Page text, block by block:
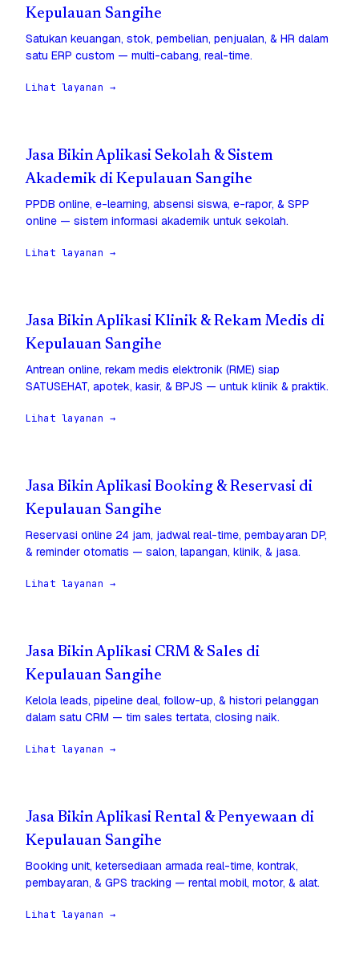
Kepulauan Sangihe
Satukan keuangan, stok, pembelian, penjualan, & HR dalam
satu ERP custom — multi-cabang, real-time.
Lihat layanan →
Jasa Bikin Aplikasi Sekolah & Sistem
Akademik di Kepulauan Sangihe
PPDB online, e-learning, absensi siswa, e-rapor, & SPP
online — sistem informasi akademik untuk sekolah.
Lihat layanan →
Jasa Bikin Aplikasi Klinik & Rekam Medis di
Kepulauan Sangihe
Antrean online, rekam medis elektronik (RME) siap
SATUSEHAT, apotek, kasir, & BPJS — untuk klinik & praktik.
Lihat layanan →
Jasa Bikin Aplikasi Booking & Reservasi di
Kepulauan Sangihe
Reservasi online 24 jam, jadwal real-time, pembayaran DP,
& reminder otomatis — salon, lapangan, klinik, & jasa.
Lihat layanan →
Jasa Bikin Aplikasi CRM & Sales di
Kepulauan Sangihe
Kelola leads, pipeline deal, follow-up, & histori pelanggan
dalam satu CRM — tim sales tertata, closing naik.
Lihat layanan →
Jasa Bikin Aplikasi Rental & Penyewaan di
Kepulauan Sangihe
Booking unit, ketersediaan armada real-time, kontrak,
pembayaran, & GPS tracking — rental mobil, motor, & alat.
Lihat layanan →